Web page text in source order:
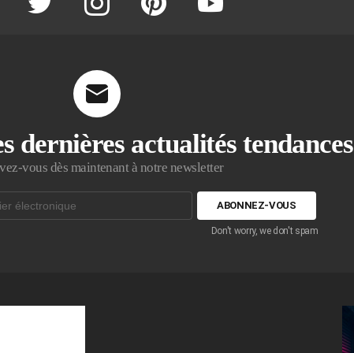
dernières actualités tendances
vous dès maintenant à notre newsletter
Don't worry, we don't spam